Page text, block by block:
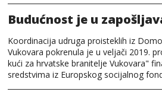
Budućnost je u
Koordinacija udruga proisteklih iz
Vukovara pokrenula je u veljači 2019.
kući za hrvatske branitelje Vukovara"
sredstvima iz Europskog socijalnog